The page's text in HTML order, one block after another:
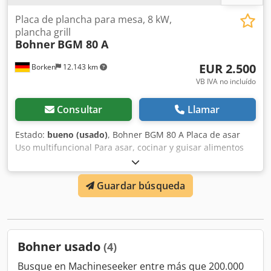
Borken 12.143 km
Placa de plancha para mesa, 8 kW,
plancha grill
Bohner BGM 80 A
EUR 2.500
VB IVA no incluído
Consultar Llamar
Estado: bueno (usado), Bohner BGM 80 A Placa de asar
Uso multifuncional Para asar, cocinar y guisar alimentos
Dedpfexuqnrjx Aigeck El multiasador está equipado con
una superficie especial de parrilla que permite la
preparación de todo tipo de alimentos directamente en la
placa de asar, como por ejemplo pescado, carne, verduras,
postres. El mayor volumen de la cuba permite también
Dimensiones: An x Pr x Al 800 x 600 x 200 mm
Equipamiento: 2 zonas de calentamiento Dimensiones de
Guardar búsqueda
Bohner usado (4)
Busque en Machineseeker entre más que 200.000